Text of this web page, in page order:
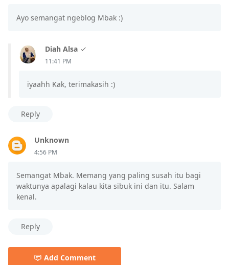
Ayo semangat ngeblog Mbak :)
Diah Alsa
11:41 PM
iyaahh Kak, terimakasih :)
Reply
Unknown
4:56 PM
Semangat Mbak. Memang yang paling susah itu bagi
waktunya apalagi kalau kita sibuk ini dan itu. Salam
kenal.
Reply
Add Comment